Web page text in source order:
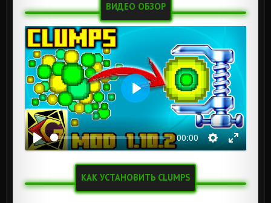
ВИДЕО ОБЗОР
00:00
Воспроизвести
КАК УСТАНОВИТЬ CLUMPS